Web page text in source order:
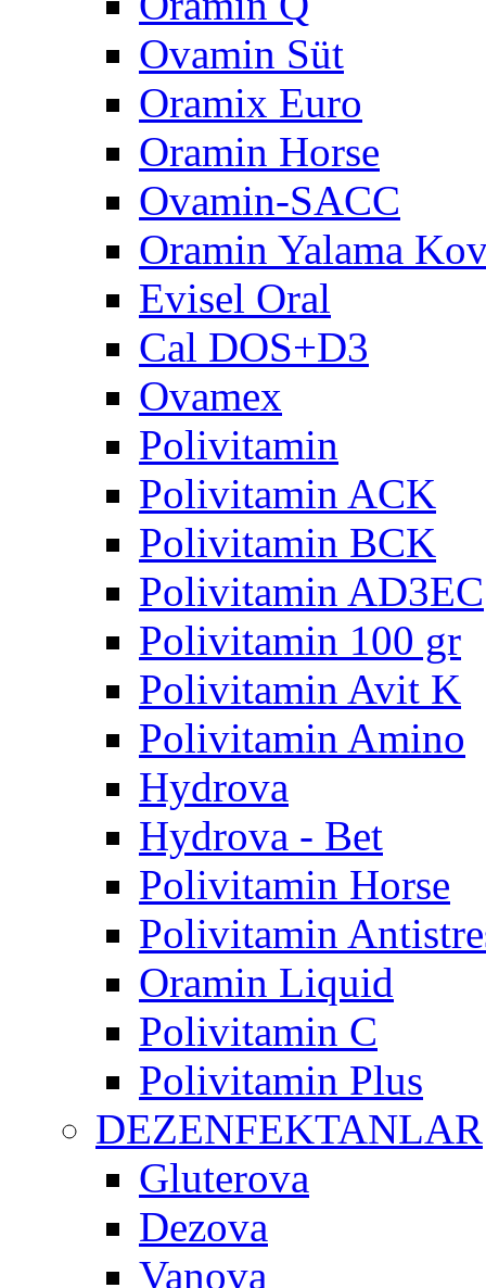
Ovamin Süt
Oramix Euro
Oramin Horse
Ovamin-SACC
Oramin Yalama
Evisel Oral
Cal DOS+D3
Ovamex
Polivitamin
Polivitamin ACK
Polivitamin BCK
Polivitamin AD3EC
Polivitamin 100 gr
Polivitamin Avit K
Polivitamin Amino
Hydrova
Hydrova - Bet
Polivitamin Horse
Polivitamin
Oramin Liquid
Polivitamin C
Polivitamin Plus
DEZENFEKTANLAR
Gluterova
Dezova
Vanova